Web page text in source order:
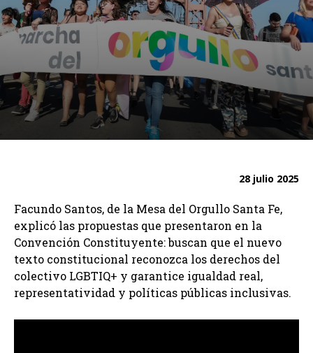
28 julio 2025
Facundo Santos, de la Mesa del Orgullo Santa Fe,
explicó las propuestas que presentaron en la
Convención Constituyente: buscan que el nuevo
texto constitucional reconozca los derechos del
colectivo LGBTIQ+ y garantice igualdad real,
representatividad y políticas públicas inclusivas.